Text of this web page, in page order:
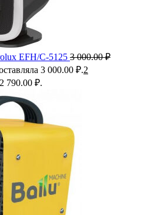
EFH/C-5125 3 000.00₽
3 000.00 ₽.2
790.00 ₽.